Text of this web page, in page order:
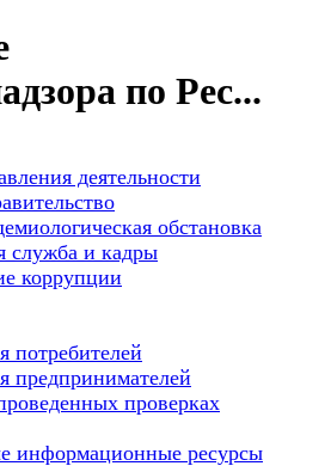
по Рес...
деятельности
обстановка
служба и кадры
коррупции
потребителей
предпринимателей
проверках
информационные ресурсы